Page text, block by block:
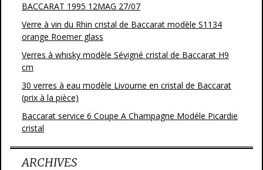
BACCARAT 1995 12MAG 27/07
Verre à vin du Rhin cristal de Baccarat modèle S1134
orange Roemer glass
Verres à whisky modèle Sévigné cristal de Baccarat H9
cm
30 verres à eau modèle Livourne en cristal de Baccarat
(prix à la pièce)
Baccarat service 6 Coupe A Champagne Modéle Picardie
cristal
ARCHIVES